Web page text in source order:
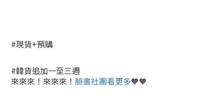
#現貨+預購
#韓貨追加一至三週
來來來！來來來！ 臉書社團看更多🧡🧡